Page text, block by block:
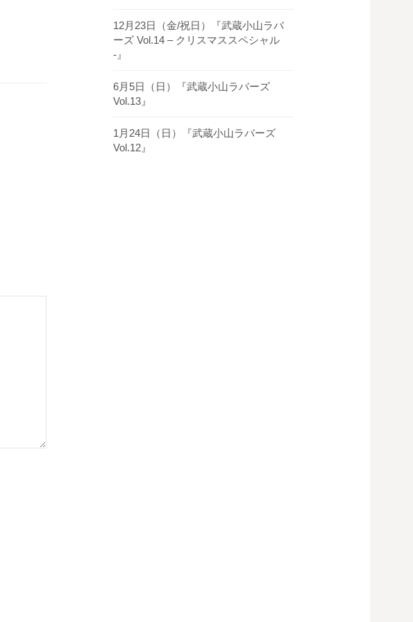
12月23日（金/祝日）『武蔵小山ラバ
ーズ Vol.14 – クリスマススペシャル
-』
6月5日（日）『武蔵小山ラバーズ
Vol.13』
1月24日（日）『武蔵小山ラバーズ
Vol.12』